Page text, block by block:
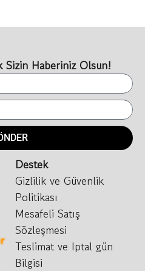
Sizin Haberiniz Olsun!
Destek
Gizlilik ve Güvenlik
Politikası
Mesafeli Satış
Sözleşmesi
Teslimat ve Iptal gün
Bilgisi